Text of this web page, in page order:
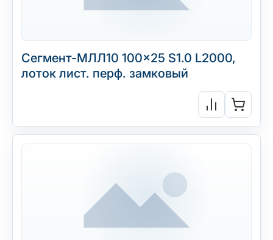
Сегмент-МЛЛ10 100×25 S1.0 L2000,
лоток лист. перф. замковый